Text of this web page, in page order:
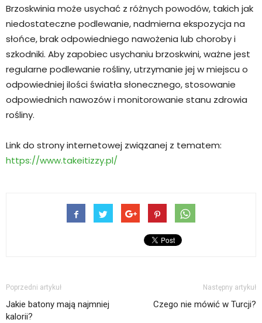
Brzoskwinia może usychać z różnych powodów, takich jak
niedostateczne podlewanie, nadmierna ekspozycja na
słońce, brak odpowiedniego nawożenia lub choroby i
szkodniki. Aby zapobiec usychaniu brzoskwini, ważne jest
regularne podlewanie rośliny, utrzymanie jej w miejscu o
odpowiedniej ilości światła słonecznego, stosowanie
odpowiednich nawozów i monitorowanie stanu zdrowia
rośliny.
Link do strony internetowej związanej z tematem:
https://www.takeitizzy.pl/
Poprzedni artykuł
Jakie batony mają najmniej
kalorii?
Następny artykuł
Czego nie mówić w Turcji?